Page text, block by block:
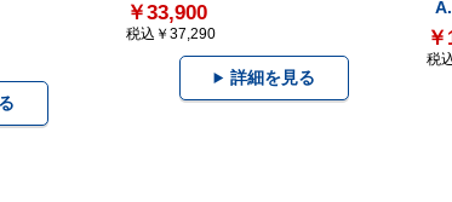
￥33,900
税込￥37,290
詳細を見る
税